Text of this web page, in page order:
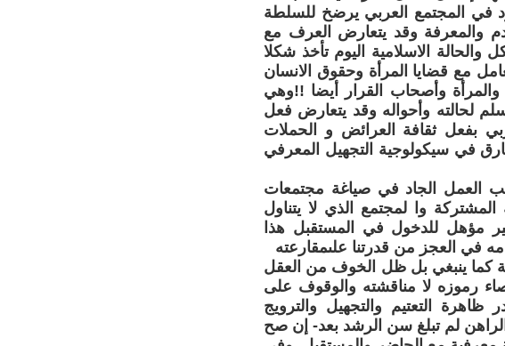
في المجتمع العربي يرضخ للسلطة
والمعرفة وقد يتعارض العرف مع
الاسلامية اليوم تأخذ شكلا
مع قضايا المرأة وحقوق الانسان
وأصحاب القرار أيضا !!وهي
وأحواله وقد يتعارض فعل
بفعل ثقافة العرائض و الحملات
في سيكولوجية التجهيل المعرفي
العمل الجاد في صياغة مجتمعات
وا لمجتمع الذي لا يتناول
مؤهل للدخول في المستقبل هذا
في العجز من قدرتنا علىمقارعته
كما ينبغي بل ظل الخوف من العقل
رموزه لا مناقشته والوقوف على
التعتيم والتجهيل والترويج
الراهن لم تبلغ سن الرشد بعد- إن صح